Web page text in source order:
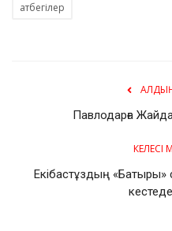
атбегілер
Павлодарға
КЕЛЕСІ
Екібастұздың «Батыры»